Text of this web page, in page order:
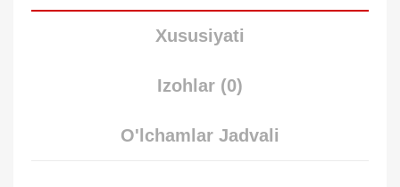
Xususiyati
Izohlar (0)
O'lchamlar Jadvali